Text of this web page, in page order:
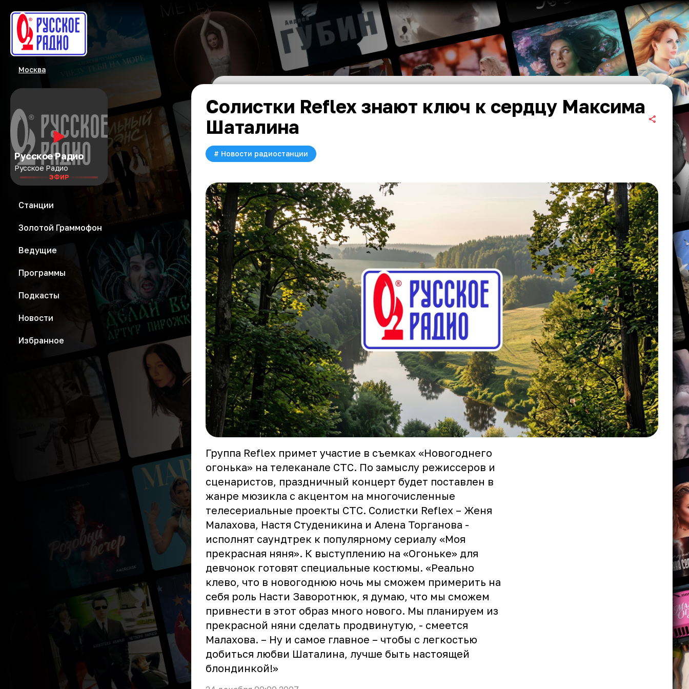
Москва
Русское Радио
Русское Радио
ЭФИР
Станции
Золотой Граммофон
Ведущие
Программы
Подкасты
Новости
Избранное
Солистки Reflex знают ключ к сердцу Максима
Шаталина
# Новости радиостанции
Группа Reflex примет участие в съемках «Новогоднего
огонька» на телеканале СТС. По замыслу режиссеров и
сценаристов, праздничный концерт будет поставлен в
жанре мюзикла с акцентом на многочисленные
телесериальные проекты СТС. Солистки Reflex – Женя
Малахова, Настя Студеникина и Алена Торганова -
исполнят саундтрек к популярному сериалу «Моя
прекрасная няня». К выступлению на «Огоньке» для
девчонок готовят специальные костюмы. «Реально
клево, что в новогоднюю ночь мы сможем примерить на
себя роль Насти Заворотнюк, я думаю, что мы сможем
привнести в этот образ много нового. Мы планируем из
прекрасной няни сделать продвинутую, - смеется
Малахова. – Ну и самое главное – чтобы с легкостью
добиться любви Шаталина, лучше быть настоящей
блондинкой!»